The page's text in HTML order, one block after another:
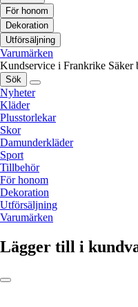
För honom
Dekoration
Utförsäljning
Varumärken
Kundservice i Frankrike Säker
Sök
Nyheter
Kläder
Plusstorlekar
Skor
Damunderkläder
Sport
Tillbehör
För honom
Dekoration
Utförsäljning
Varumärken
Lägger till i